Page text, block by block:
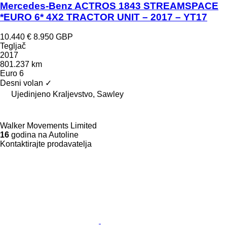
Mercedes-Benz ACTROS 1843 STREAMSPACE
*EURO 6* 4X2 TRACTOR UNIT – 2017 – YT17
10.440 € 8.950 GBP
Tegljač
2017
801.237 km
Euro 6
Desni volan ✓
Ujedinjeno Kraljevstvo, Sawley
Walker Movements Limited
16 godina na Autoline
Kontaktirajte prodavatelja